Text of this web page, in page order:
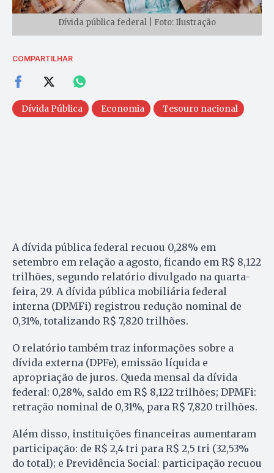
Dívida pública federal | Foto: Ilustração
COMPARTILHAR
Dívida Pública Economia Tesouro nacional
A dívida pública federal recuou 0,28% em
setembro em relação a agosto, ficando em R$ 8,122
trilhões, segundo relatório divulgado na quarta-
feira, 29. A dívida pública mobiliária federal
interna (DPMFi) registrou redução nominal de
0,31%, totalizando R$ 7,820 trilhões.
O relatório também traz informações sobre a
dívida externa (DPFe), emissão líquida e
apropriação de juros. Queda mensal da dívida
federal: 0,28%, saldo em R$ 8,122 trilhões; DPMFi:
retração nominal de 0,31%, para R$ 7,820 trilhões.
Além disso, instituições financeiras aumentaram
participação: de R$ 2,4 tri para R$ 2,5 tri (32,53%
do total); e Previdência Social: participação recuou